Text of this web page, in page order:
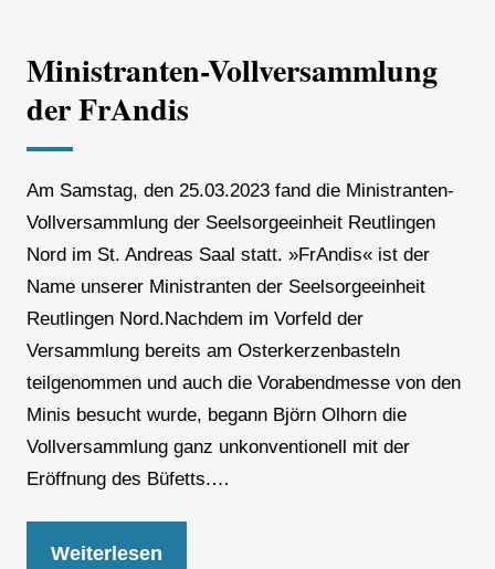
Ministranten-Vollversammlung
der FrAndis
Am Samstag, den 25.03.2023 fand die Ministranten-
Vollversammlung der Seelsorgeeinheit Reutlingen
Nord im St. Andreas Saal statt. »FrAndis« ist der
Name unserer Ministranten der Seelsorgeeinheit
Reutlingen Nord.Nachdem im Vorfeld der
Versammlung bereits am Osterkerzenbasteln
teilgenommen und auch die Vorabendmesse von den
Minis besucht wurde, begann Björn Olhorn die
Vollversammlung ganz unkonventionell mit der
Eröffnung des Büfetts.…
Weiterlesen